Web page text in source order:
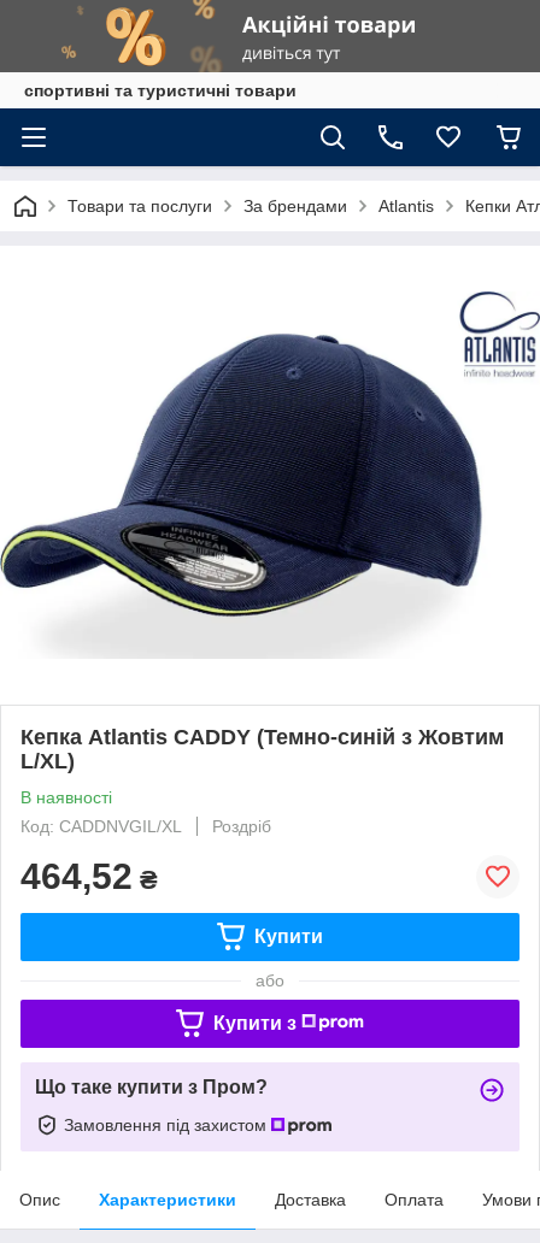
спортивні та туристичні товари
Товари та послуги За брендами Atlantis Кепки
Кепка Atlantis CADDY (Темно-синій з Жовтим
L/XL)
В наявності
Код: CADDNVGIL/XL
Роздріб
464,52 ₴
Купити
або
Купити з
Що таке купити з Пром?
Замовлення під захистом
Опис Характеристики Доставка Оплата Умови